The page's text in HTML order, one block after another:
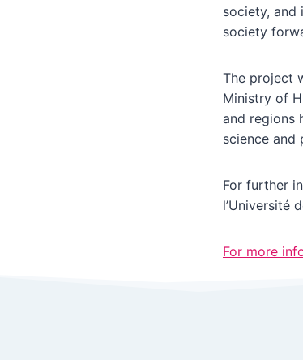
society,
society
The project
Ministry of
and regions
science and
For further
l’Université
For more